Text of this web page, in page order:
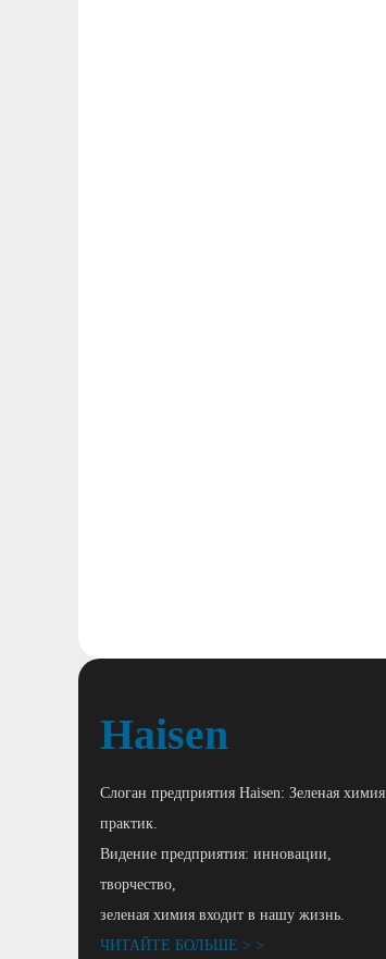
Haisen
Слоган предприятия Haisen: Зеленая химия
практик.
Видение предприятия: инновации,
творчество,
зеленая химия входит в нашу жизнь.
ЧИТАЙТЕ БОЛЬШЕ > >